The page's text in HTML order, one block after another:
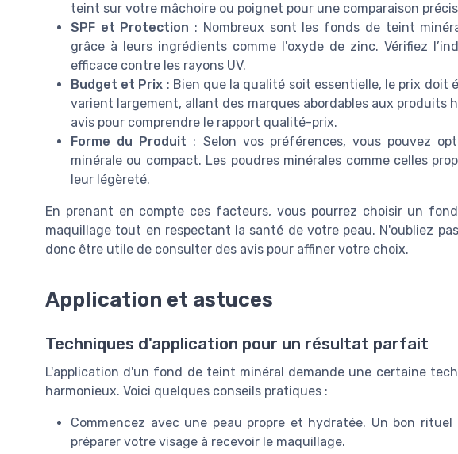
teint sur votre mâchoire ou poignet pour une comparaison
SPF et Protection : Nombreux sont les fonds de teint
grâce à leurs ingrédients comme l'oxyde de zinc. Vérifiez
efficace contre les rayons UV.
Budget et Prix : Bien que la qualité soit essentielle, le prix doit
varient largement, allant des marques abordables aux produits
avis pour comprendre le rapport qualité-prix.
Forme du Produit : Selon vos préférences, vous pouvez
minérale ou compact. Les poudres minérales comme celles
leur légèreté.
En prenant en compte ces facteurs, vous pourrez choisir un
maquillage tout en respectant la santé de votre peau. N'oubliez
donc être utile de consulter des avis pour affiner votre choix.
Application et astuces
Techniques d'application pour un résultat parfait
L'application d'un fond de teint minéral demande une certaine
harmonieux. Voici quelques conseils pratiques :
Commencez avec une peau propre et hydratée. Un bon
préparer votre visage à recevoir le maquillage.